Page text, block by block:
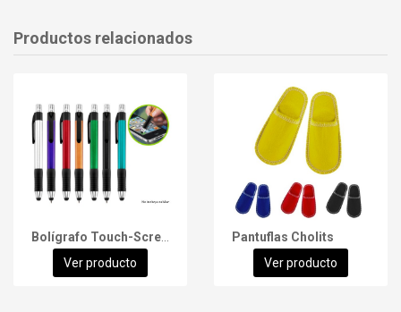
Productos relacionados
Ver producto
Pantuflas Cholits
Ver producto